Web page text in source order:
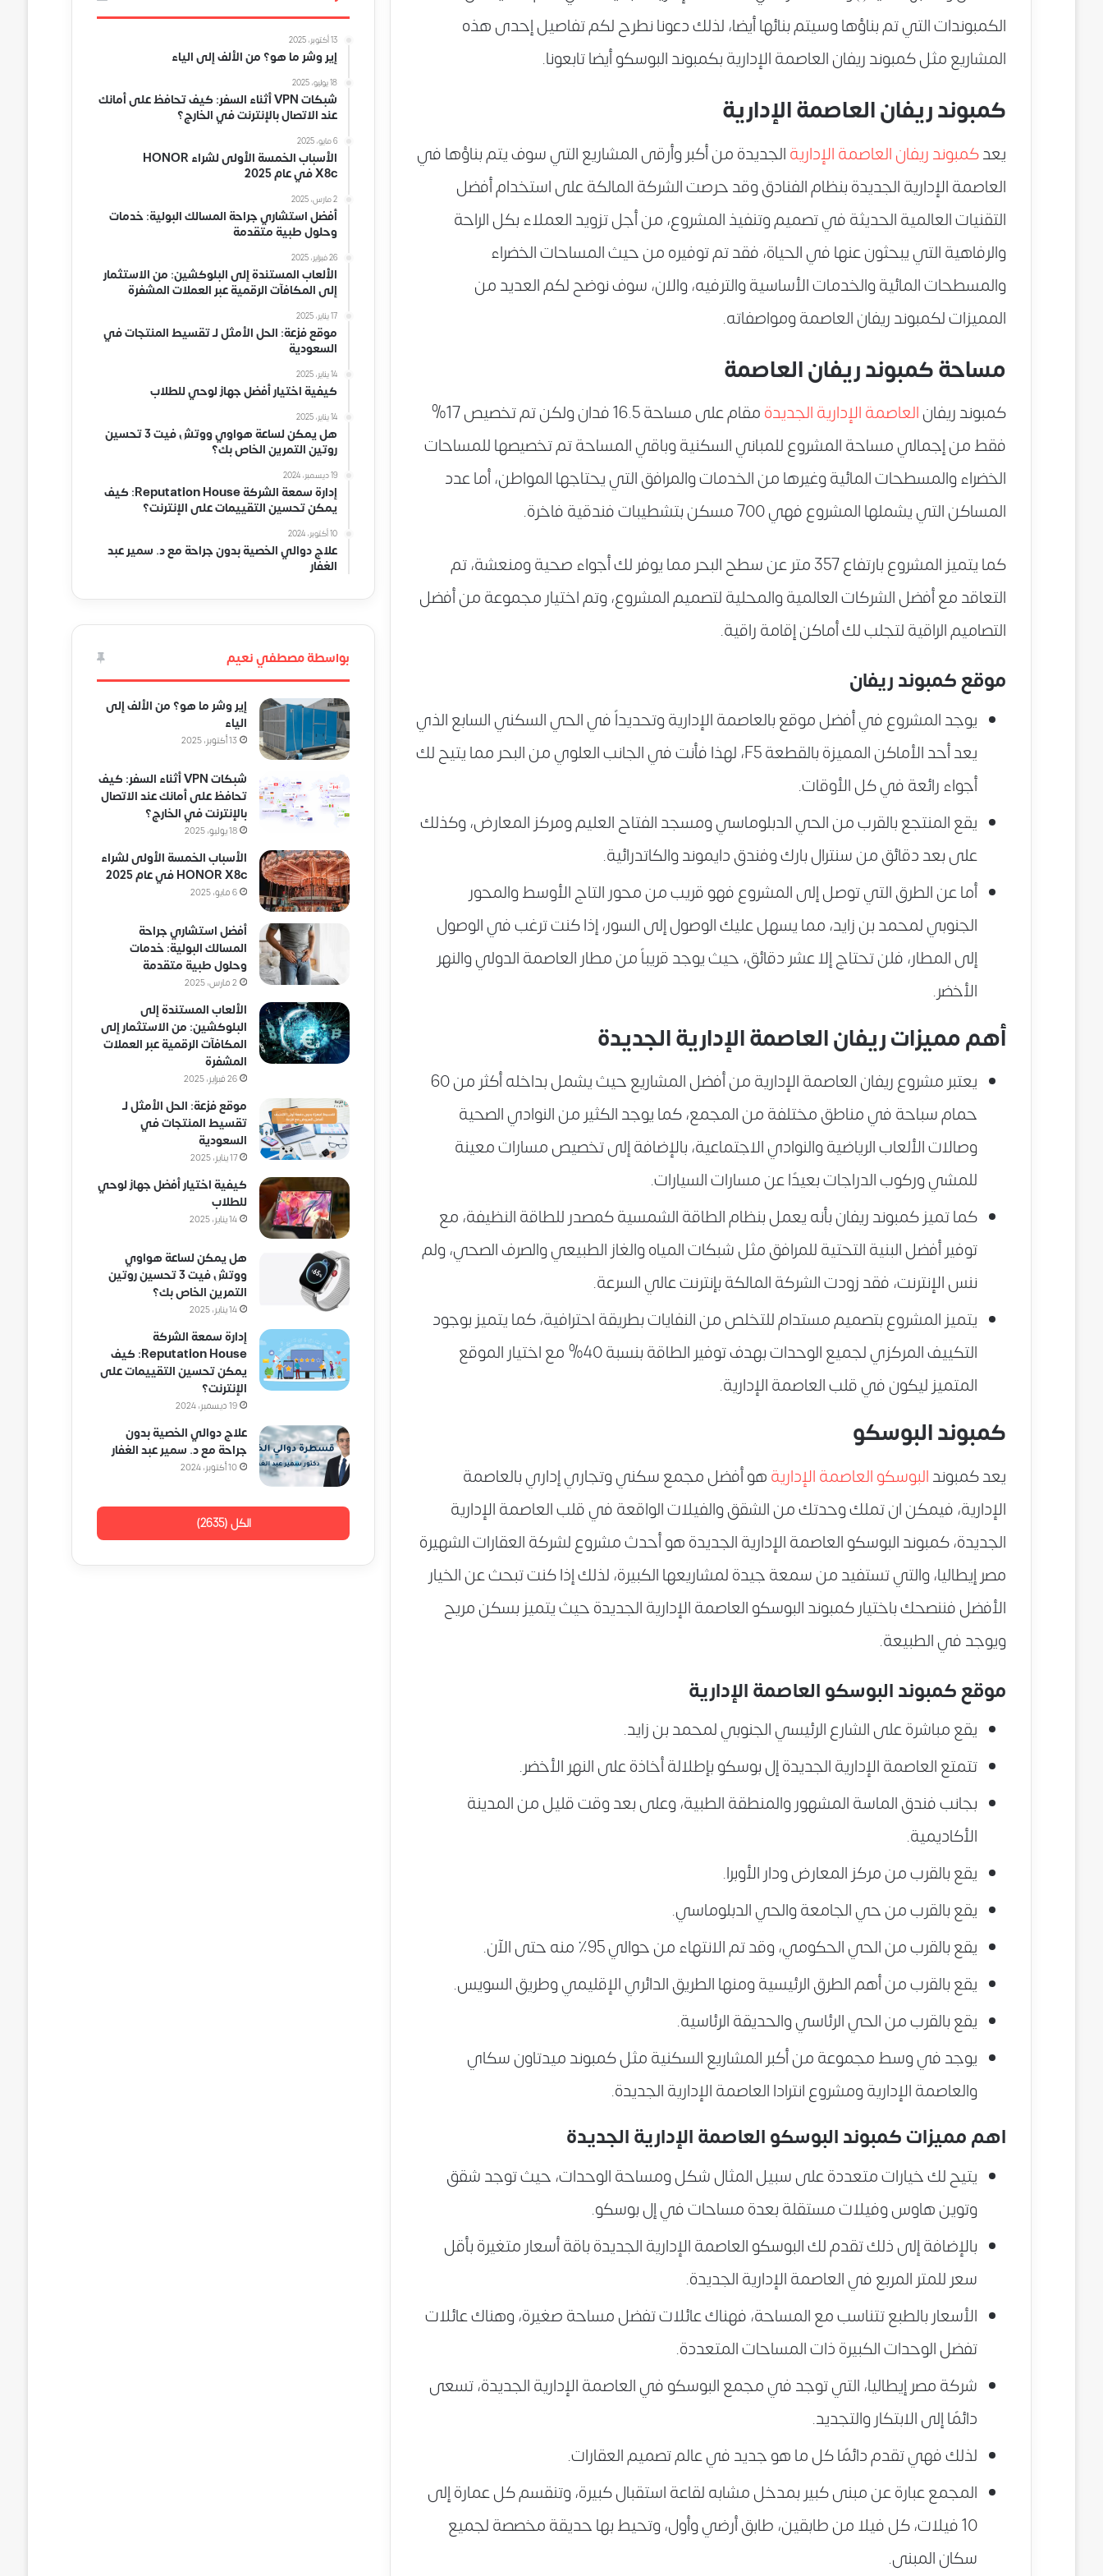
الكمبوندات التي تم بناؤها وسيتم بنائها أيضا، لذلك دعونا نطرح لكم تفاصيل إحدى هذه
المشاريع مثل كمبوند ريفان العاصمة الإدارية بكمبوند البوسكو أيضا تابعونا.
كمبوند ريفان العاصمة الإدارية
يعدكمبوند ريفان العاصمة الإداريةالجديدة من أكبر وأرقى المشاريع التي سوف يتم بناؤها في
العاصمة الإدارية الجديدة بنظام الفنادق وقد حرصت الشركة المالكة على استخدام أفضل
التقنيات العالمية الحديثة في تصميم وتنفيذ المشروع، من أجل تزويد العملاء بكل الراحة
والرفاهية التي يبحثون عنها في الحياة، فقد تم توفيره من حيث المساحات الخضراء
والمسطحات المائية والخدمات الأساسية والترفيه، والان، سوف نوضح لكم العديد من
المميزات لكمبوند ريفان العاصمة ومواصفاته.
مساحة كمبوند ريفان العاصمة
كمبوند ريفانالعاصمة الإدارية الجديدة
مقام على مساحة 16.5 فدان ولكن تم تخصيص 17%
فقط من إجمالي مساحة المشروع للمباني السكنية وباقي المساحة تم تخصيصها للمساحات
الخضراء والمسطحات المائية وغيرها من الخدمات والمرافق التي يحتاجها المواطن، أما عدد
المساكن التي يشملها المشروع فهي 700 مسكن بتشطيبات فندقية فاخرة.
كما يتميز المشروع بارتفاع 357 متر عن سطح البحر مما يوفر لك أجواء صحية ومنعشة، تم
التعاقد مع أفضل الشركات العالمية والمحلية لتصميم المشروع، وتم اختيار مجموعة من أفضل
التصاميم الراقية لتجلب لك أماكن إقامة راقية.
موقع كمبوند ريفان
يوجد المشروع في أفضل موقع بالعاصمة الإدارية وتحديداً في الحي السكني السابع الذي
يعد أحد الأماكن المميزة بالقطعة F5، لهذا فأنت في الجانب العلوي من البحر مما يتيح لك
أجواء رائعة في كل الأوقات.
يقع المنتجع بالقرب من الحي الدبلوماسي ومسجد الفتاح العليم ومركز المعارض، وكذلك
على بعد دقائق من سنترال بارك وفندق دايموند والكاتدرائية.
أما عن الطرق التي توصل إلى المشروع فهو قريب من محور التاج الأوسط والمحور
الجنوبي لمحمد بن زايد، مما يسهل عليك الوصول إلى السور، إذا كنت ترغب في الوصول
إلى المطار، فلن تحتاج إلا عشر دقائق، حيث يوجد قريباً من مطار العاصمة الدولي والنهر
الأخضر.
أهم مميزات ريفان العاصمة الإدارية الجديدة
يعتبر مشروع ريفان العاصمة الإدارية من أفضل المشاريع حيث يشمل بداخله أكثر من 60
حمام سباحة في مناطق مختلفة من المجمع، كما يوجد الكثير من النوادي الصحية
وصالات الألعاب الرياضية والنوادي الاجتماعية، بالإضافة إلى تخصيص مسارات معينة
للمشي وركوب الدراجات بعيدًا عن مسارات السيارات.
كما تميز كمبوند ريفان بأنه يعمل بنظام الطاقة الشمسية كمصدر للطاقة النظيفة، مع
توفير أفضل البنية التحتية للمرافق مثل شبكات المياه والغاز الطبيعي والصرف الصحي، ولم
ننس الإنترنت، فقد زودت الشركة المالكة بإنترنت عالي السرعة.
يتميز المشروع بتصميم مستدام للتخلص من النفايات بطريقة احترافية، كما يتميز بوجود
التكييف المركزي لجميع الوحدات بهدف توفير الطاقة بنسبة 40% مع اختيار الموقع
المتميز ليكون في قلب العاصمة الإدارية.
كمبوند البوسكو
يعد كمبوندالبوسكو العاصمة الإداريةهو أفضل مجمع سكني وتجاري إداري بالعاصمة
الإدارية، فيمكن ان تملك وحدتك من الشقق والفيلات الواقعة في قلب العاصمة الإدارية
الجديدة، كمبوند البوسكو العاصمة الإدارية الجديدة هو أحدث مشروع لشركة العقارات الشهيرة
مصر إيطاليا، والتي تستفيد من سمعة جيدة لمشاريعها الكبيرة، لذلك إذا كنت تبحث عن الخيار
الأفضل فننصحك باختيار كمبوند البوسكو العاصمة الإدارية الجديدة حيث يتميز بسكن مريح
ويوجد في الطبيعة.
موقع كمبوند البوسكو العاصمة الإدارية
يقع مباشرة على الشارع الرئيسي الجنوبي لمحمد بن زايد.
تتمتع العاصمة الإدارية الجديدة إل بوسكو بإطلالة أخاذة على النهر الأخضر.
بجانب فندق الماسة المشهور والمنطقة الطبية، وعلى بعد وقت قليل من المدينة
الأكاديمية.
يقع بالقرب من مركز المعارض ودار الأوبرا.
يقع بالقرب من حي الجامعة والحي الدبلوماسي.
يقع بالقرب من الحي الحكومي، وقد تم الانتهاء من حوالي 95٪ منه حتى الآن.
يقع بالقرب من أهم الطرق الرئيسية ومنها الطريق الدائري الإقليمي وطريق السويس.
يقع بالقرب من الحي الرئاسي والحديقة الرئاسية.
يوجد في وسط مجموعة من أكبر المشاريع السكنية مثل كمبوند ميدتاون سكاي
والعاصمة الإدارية ومشروع انترادا العاصمة الإدارية الجديدة.
اهم مميزات كمبوند البوسكو العاصمة الإدارية الجديدة
يتيح لك خيارات متعددة على سبيل المثال شكل ومساحة الوحدات، حيث توجد شقق
وتوين هاوس وفيلات مستقلة بعدة مساحات في إل بوسكو.
بالإضافة إلى ذلك تقدم لك البوسكو العاصمة الإدارية الجديدة باقة أسعار متغيرة بأقل
سعر للمتر المربع في العاصمة الإدارية الجديدة.
الأسعار بالطبع تتناسب مع المساحة، فهناك عائلات تفضل مساحة صغيرة، وهناك عائلات
تفضل الوحدات الكبيرة ذات المساحات المتعددة.
شركة مصر إيطاليا، التي توجد في مجمع البوسكو في العاصمة الإدارية الجديدة، تسعى
دائمًا إلى الابتكار والتجديد.
لذلك فهي تقدم دائمًا كل ما هو جديد في عالم تصميم العقارات.
المجمع عبارة عن مبنى كبير بمدخل مشابه لقاعة استقبال كبيرة، وتنقسم كل عمارة إلى
10 فيلات، كل فيلا من طابقين، طابق أرضي وأول، وتحيط بها حديقة مخصصة لجميع
سكان المبنى.
13 أكتوبر، 2025
إير وشر ما هو؟ من الألف إلى الياء
18 يوليو، 2025
شبكات VPN أثناء السفر: كيف تحافظ على أمانك
عند الاتصال بالإنترنت في الخارج؟
6 مايو، 2025
الأسباب الخمسة الأولى لشراء HONOR
X8c في عام 2025
2 مارس، 2025
أفضل استشاري جراحة المسالك البولية: خدمات
وحلول طبية متقدمة
26 فبراير، 2025
الألعاب المستندة إلى البلوكشين: من الاستثمار
إلى المكافآت الرقمية عبر العملات المشفرة
17 يناير، 2025
موقع فزعة: الحل الأمثل لـ تقسيط المنتجات في
السعودية
14 يناير، 2025
كيفية اختيار أفضل جهاز لوحي للطلاب
14 يناير، 2025
هل يمكن لساعة هواوي ووتش فيت 3 تحسين
روتين التمرين الخاص بك؟
19 ديسمبر، 2024
إدارة سمعة الشركة Reputation House: كيف
يمكن تحسين التقييمات على الإنترنت؟
10 أكتوبر، 2024
علاج دوالي الخصية بدون جراحة مع د. سمير عبد
الغفار
بواسطة مصطفي نعيم
إير وشر ما هو؟ من الألف إلى
الياء
13 أكتوبر، 2025
شبكات VPN أثناء السفر: كيف
تحافظ على أمانك عند الاتصال
بالإنترنت في الخارج؟
18 يوليو، 2025
الأسباب الخمسة الأولى لشراء
HONOR X8c في عام 2025
6 مايو، 2025
أفضل استشاري جراحة
المسالك البولية: خدمات
وحلول طبية متقدمة
2 مارس، 2025
الألعاب المستندة إلى
البلوكشين: من الاستثمار إلى
المكافآت الرقمية عبر العملات
المشفرة
26 فبراير، 2025
موقع فزعة: الحل الأمثل لـ
تقسيط المنتجات في
السعودية
17 يناير، 2025
كيفية اختيار أفضل جهاز لوحي
للطلاب
14 يناير، 2025
هل يمكن لساعة هواوي
ووتش فيت 3 تحسين روتين
التمرين الخاص بك؟
14 يناير، 2025
إدارة سمعة الشركة
Reputation House: كيف
يمكن تحسين التقييمات على
الإنترنت؟
19 ديسمبر، 2024
علاج دوالي الخصية بدون
جراحة مع د. سمير عبد الغفار
10 أكتوبر، 2024
الكل (2635)